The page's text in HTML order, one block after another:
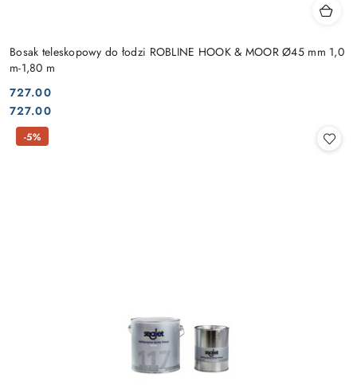
Bosak teleskopowy do łodzi ROBLINE HOOK & MOOR Ø45 mm 1,0
m-1,80 m
Cena:
727.00
Cena:
727.00
-5%